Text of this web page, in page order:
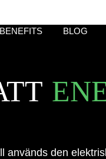
BENEFITS BLOG
används den